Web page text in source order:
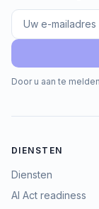
Door u aan te
DIENSTEN
Diensten
AI Act readiness